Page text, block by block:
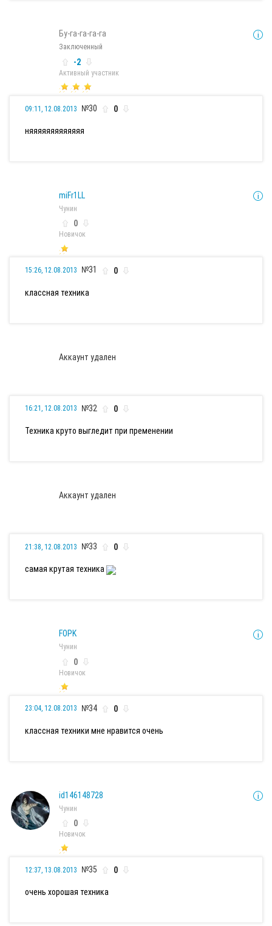
Бу-га-га-га-га
Заключенный
-2
Активный участник
09:11, 12.08.2013 №30 0
няяяяяяяяяяяяя
miFr1LL
Чунин
0
Новичок
15:26, 12.08.2013 №31 0
классная техника
Аккаунт удален
16:21, 12.08.2013 №32 0
Техника круто выгледит при пременении
Аккаунт удален
21:38, 12.08.2013 №33 0
самая крутая техника
FOPK
Чунин
0
Новичок
23:04, 12.08.2013 №34 0
классная техники мне нравится очень
id146148728
Чунин
0
Новичок
12:37, 13.08.2013 №35 0
очень хорошая техника